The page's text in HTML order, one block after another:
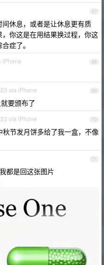
67
休息，或者是让休息更有质
你这是在用结果换过程，你这
症了。
68
iPhone
69
via iPhone
要颁布了
70
via iPhone
节发月饼多给了我一盒，不像
71
都是回这张图片